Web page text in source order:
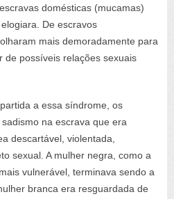
domésticas (mucamas)
De escravos
mais demoradamente para
de possíveis relações sexuais
a essa síndrome, os
na escrava que era
descartável, violentada,
sexual. A mulher negra, como a
vulnerável, terminava sendo a
branca era resguardada de